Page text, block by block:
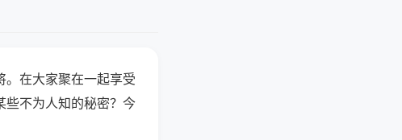
。在大家聚在一起享受
些不为人知的秘密？今